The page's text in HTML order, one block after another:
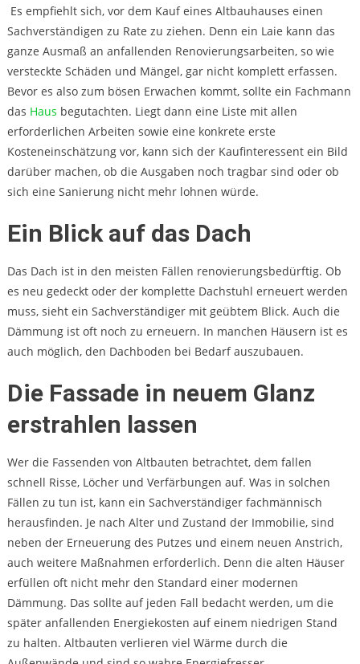
Es empfiehlt sich, vor dem Kauf eines Altbauhauses einen
Sachverständigen zu Rate zu ziehen. Denn ein Laie kann das
ganze Ausmaß an anfallenden Renovierungsarbeiten, so wie
versteckte Schäden und Mängel, gar nicht komplett erfassen.
Bevor es also zum bösen Erwachen kommt, sollte ein Fachmann
das Haus begutachten. Liegt dann eine Liste mit allen
erforderlichen Arbeiten sowie eine konkrete erste
Kosteneinschätzung vor, kann sich der Kaufinteressent ein Bild
darüber machen, ob die Ausgaben noch tragbar sind oder ob
sich eine Sanierung nicht mehr lohnen würde.
Ein Blick auf das Dach
Das Dach ist in den meisten Fällen renovierungsbedürftig. Ob
es neu gedeckt oder der komplette Dachstuhl erneuert werden
muss, sieht ein Sachverständiger mit geübtem Blick. Auch die
Dämmung ist oft noch zu erneuern. In manchen Häusern ist es
auch möglich, den Dachboden bei Bedarf auszubauen.
Die Fassade in neuem Glanz
erstrahlen lassen
Wer die Fassenden von Altbauten betrachtet, dem fallen
schnell Risse, Löcher und Verfärbungen auf. Was in solchen
Fällen zu tun ist, kann ein Sachverständiger fachmännisch
herausfinden. Je nach Alter und Zustand der Immobilie, sind
neben der Erneuerung des Putzes und einem neuen Anstrich,
auch weitere Maßnahmen erforderlich. Denn die alten Häuser
erfüllen oft nicht mehr den Standard einer modernen
Dämmung. Das sollte auf jeden Fall bedacht werden, um die
später anfallenden Energiekosten auf einem niedrigen Stand
zu halten. Altbauten verlieren viel Wärme durch die